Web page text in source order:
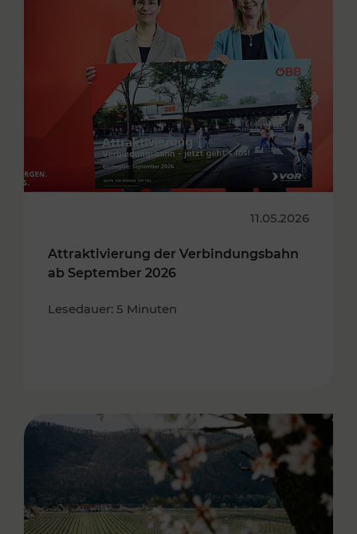
11.05.2026
Attraktivierung der Verbindungsbahn
ab September 2026
Lesedauer: 5 Minuten